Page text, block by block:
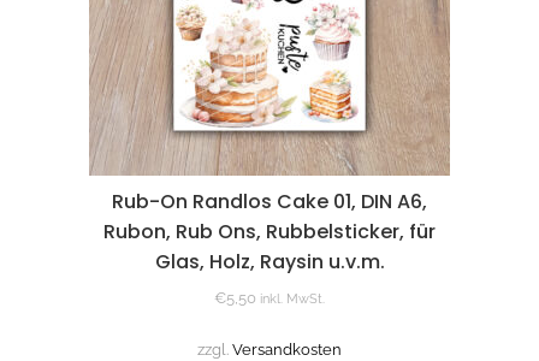
Rub-On Randlos Cake 01, DIN A6,
Rubon, Rub Ons, Rubbelsticker, für
Glas, Holz, Raysin u.v.m.
€5,50 inkl. MwSt.
zzgl. Versandkosten